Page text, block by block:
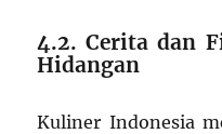
4.2. Cerita dan
Hidangan
Kuliner Indonesia